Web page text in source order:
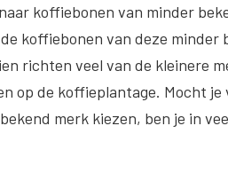
koffiebonen van minder
koffiebonen van deze minder
richten veel van de kleinere
op de koffieplantage. Mocht je
merk kiezen, ben je in